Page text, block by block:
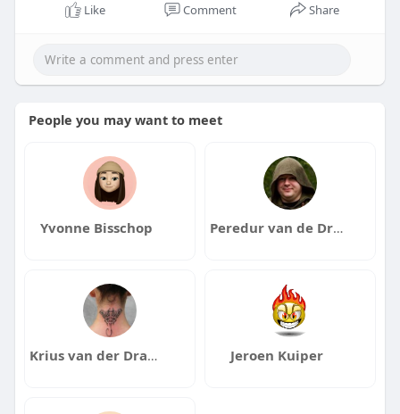
Like Comment Share
People you may want to meet
Yvonne Bisschop Peredur van de Drakentoren
Krius van der Drakentoren Jeroen Kuiper